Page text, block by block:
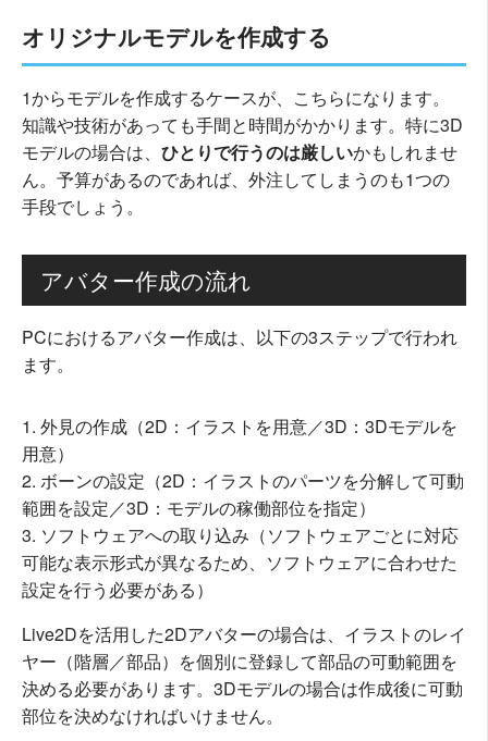
オリジナルモデルを作成する
1からモデルを作成するケースが、こちらになります。
知識や技術があっても手間と時間がかかります。特に3D
モデルの場合は、 ひとりで行うのは厳しいかもしれませ
ん。予算があるのであれば、外注してしまうのも1つの
手段でしょう。
アバター作成の流れ
PCにおけるアバター作成は、以下の3ステップで行われ
ます。
外見の作成（2D：イラストを用意／3D：3Dモデルを
用意）
ボーンの設定（2D：イラストのパーツを分解して可動
範囲を設定／3D：モデルの稼働部位を指定）
ソフトウェアへの取り込み（ソフトウェアごとに対応
可能な表示形式が異なるため、ソフトウェアに合わせた
設定を行う必要がある）
Live2Dを活用した2Dアバターの場合は、イラストのレイ
ヤー（階層／部品）を個別に登録して部品の可動範囲を
決める必要があります。3Dモデルの場合は作成後に可動
部位を決めなければいけません。